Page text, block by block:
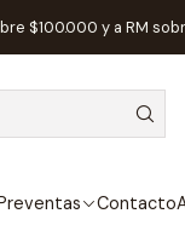
Contacto
$100.000 y a RM
Yogi - Español
- Español
to Wishlist